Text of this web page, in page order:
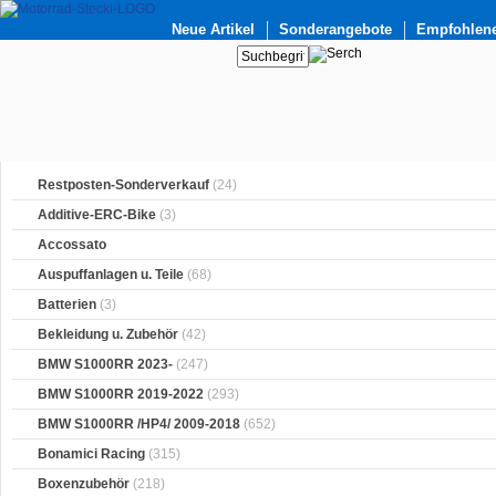
Neue Artikel Sonderangebote
Restposten-Sonderverkauf (24)
Additive-ERC-Bike (3)
Accossato
Auspuffanlagen u. Teile (68)
Batterien (3)
Bekleidung u. Zubehör (42)
BMW S1000RR 2023- (247)
BMW S1000RR 2019-2022 (293)
BMW S1000RR /HP4/ 2009-2018 (652)
Bonamici Racing (315)
Boxenzubehör (218)